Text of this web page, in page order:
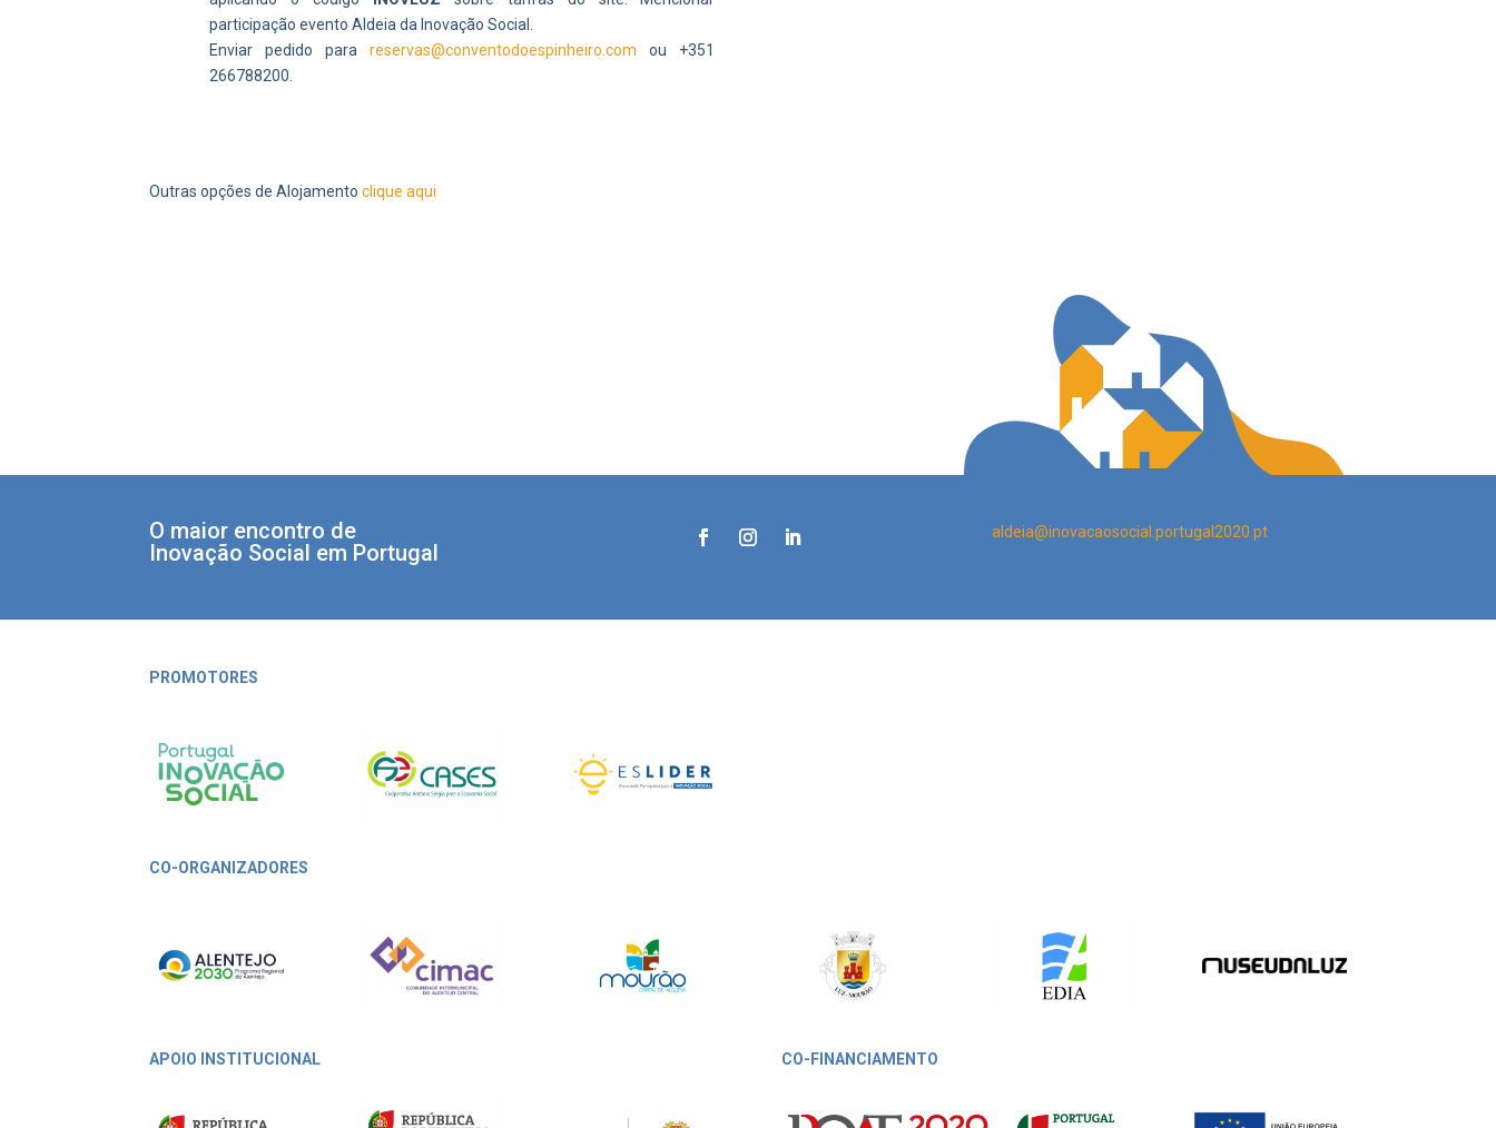
participação evento Aldeia da Inovação Social.
Enviar pedido parareservas@conventodoespinheiro.com ou +351
266788200.
Outras opções de Alojamentoclique aqui
O maior encontro de
Inovação Social em Portugal
aldeia@inovacaosocial.portugal2020.pt
PROMOTORES
CO-ORGANIZADORES
APOIO INSTITUCIONAL CO-FINANCIAMENTO